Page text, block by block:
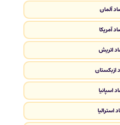
آلمان
آمریکا
اتریش
ازبکستان
اسپانیا
استرالیا